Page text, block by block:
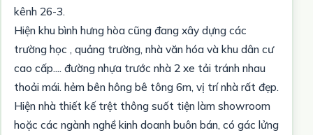
kênh 26-3.
Hiện khu bình hưng hòa cũng đang xây dựng các
trường học , quảng trường, nhà văn hóa và khu dân cư
cao cấp.... đường nhựa trước nhà 2 xe tải tránh nhau
thoải mái. hẻm bên hông bê tông 6m, vị trí nhà rất đẹp.
Hiện nhà thiết kế trệt thông suốt tiện làm showroom
hoặc các ngành nghề kinh doanh buôn bán, có gác lửng